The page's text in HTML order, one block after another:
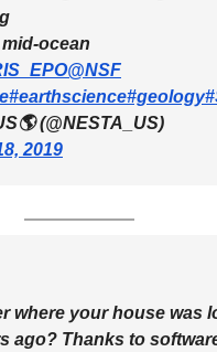
ocean
@NSF
#earthscience#geology
(@NESTA_US)
2019
where your house was
ago? Thanks to